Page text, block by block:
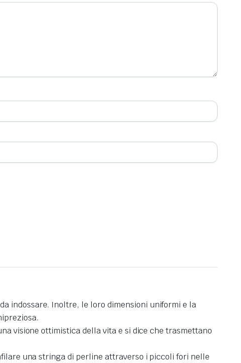
indossare. Inoltre, le loro dimensioni uniformi e la
visione ottimistica della vita e si dice che trasmettano
una stringa di perline attraverso i piccoli fori nelle